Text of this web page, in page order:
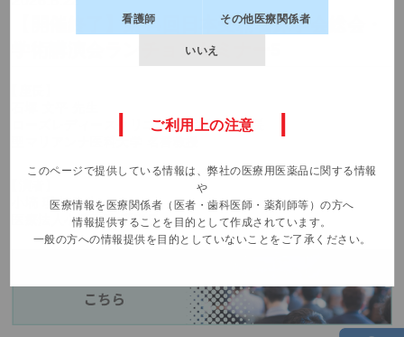
【開催終了】第44回日本受精着床学会総会・
学術講演会ランチョンセミナー5
ローズレディースクリニック 院長・理事長
聖マリアンナ医科大学 名誉教授
小塙 理人 先生
医療法人小塙医院 理事長
看護師
その他医療関係者
いいえ
ご利用上の注意
このページで提供している情報は、弊社の医療用医薬品に関する情報
や
医療情報を医療関係者（医者・歯科医師・薬剤師等）の方へ
情報提供することを目的として作成されています。
一般の方への情報提供を目的としていないことをご了承ください。
所属先施設名
電話番号
面談内容
新規会員登録
（m3.comでログイン中の方はログアウトします）